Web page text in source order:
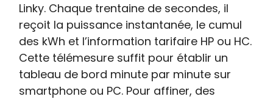
Linky. Chaque trentaine de secondes, il
reçoit la puissance instantanée, le cumul
des kWh et l’information tarifaire HP ou HC.
Cette télémesure suffit pour établir un
tableau de bord minute par minute sur
smartphone ou PC. Pour affiner, des